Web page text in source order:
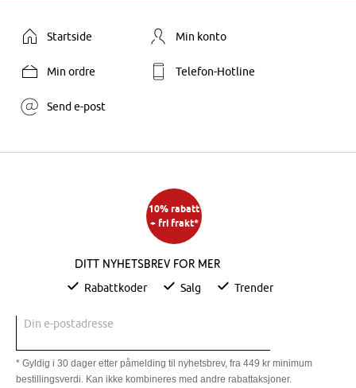
Startside Min konto
Min ordre Telefon-Hotline
Send e-post
10% rabatt
+ fri frakt*
Ditt nyhetsbrev for mer
Rabattkoder Salg Trender
Din e-postadresse
* Gyldig i 30 dager etter påmelding til nyhetsbrev, fra 449 kr minimum
bestillingsverdi. Kan ikke kombineres med andre rabattaksjoner.